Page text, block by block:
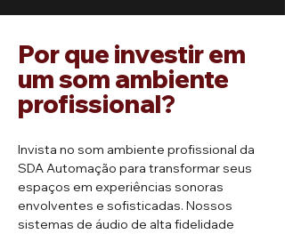
Por que investir em
um som ambiente
profissional?
Invista no som ambiente profissional da
SDA Automação para transformar seus
espaços em experiências sonoras
envolventes e sofisticadas. Nossos
sistemas de áudio de alta fidelidade